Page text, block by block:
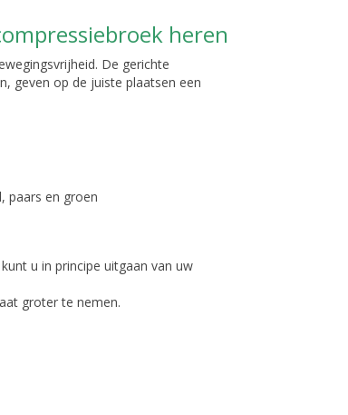
heren
De gerichte
geven op de juiste plaatsen een
paars en groen
u in principe uitgaan van uw
groter te nemen.